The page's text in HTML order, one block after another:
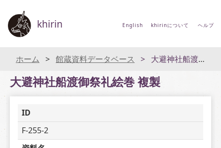
khirin English khirinについて ヘルプ
ホーム 館蔵資料データベース 大避神社船渡御祭礼絵巻 複製
大避神社船渡御祭礼絵巻 複製
ID
F-255-2